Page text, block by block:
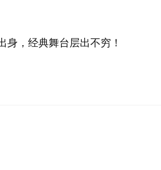
身，经典舞台层出不穷！